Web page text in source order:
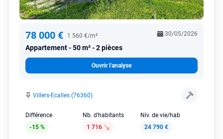
78 000 € 1 560 €/m²
Appartement 50 m² - 2 pièces
30/05/2026
Ouvrir l'analyse
Villers-Ecalles (76360)
Différence
-15 %
Nb. d'habitants
1 716
Niv. de vie/hab
24 790 €